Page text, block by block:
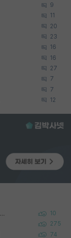
9
11
20
23
16
16
27
7
7
12
Korea University 수학, 컴퓨터과학 이학사, UC Berkeley 산업공학 대학원 공학박사가 되는 것은 쉽지 않겠죠? 10
275
74